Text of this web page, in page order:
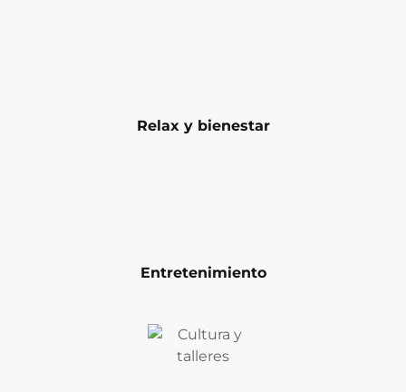
Relax y bienestar
Entretenimiento